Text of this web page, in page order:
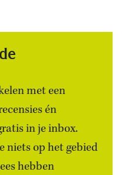
met een
én
in je inbox.
niets op het gebied
hebben